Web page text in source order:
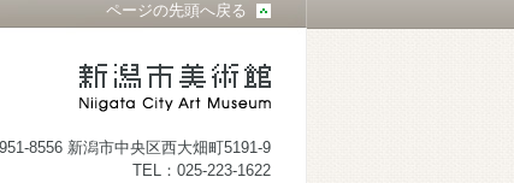
ページの先頭へ戻る
8556 新潟市中央区西大畑町5191-9
TEL：025-223-1622